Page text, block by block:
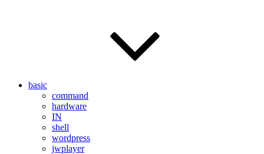
basic
command
hardware
IN
shell
wordpress
jwplayer